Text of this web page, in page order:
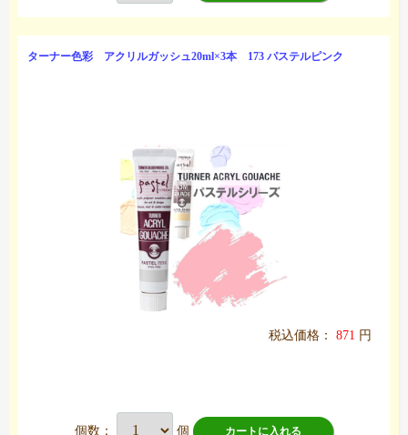
ターナー色彩 アクリルガッシュ20ml×3本 173 パステルピンク
税込価格： 871 円
個数： 個 カートに入れる